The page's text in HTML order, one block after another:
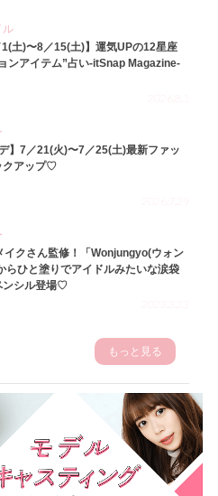
ル
1(土)〜8／15(土)】運気UPの12星座
ンアイテム”占い-itSnap Magazine-
】7／21(火)〜7／25(土)最新ファッ
クアップ♡
イクさん監修！「Wonjungyo(ウォン
らひと塗りでアイドルみたいな涙袋
ンシル登場♡
もっと見る